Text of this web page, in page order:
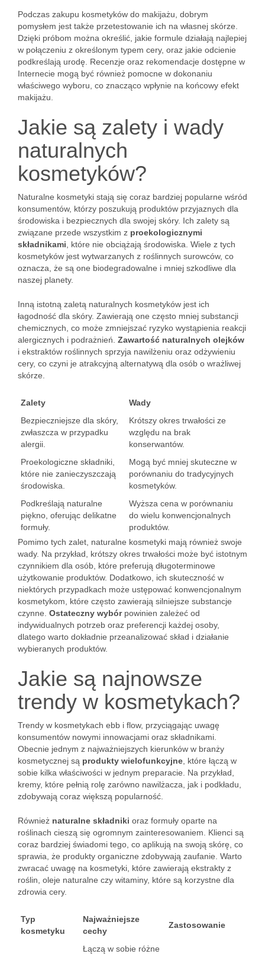
Podczas zakupu kosmetyków do makijażu, dobrym
pomysłem jest także przetestowanie ich na własnej skórze.
Dzięki próbom można określić, jakie formule działają najlepiej
w połączeniu z określonym typem cery, oraz jakie odcienie
podkreślają urodę. Recenzje oraz rekomendacje dostępne w
Internecie mogą być również pomocne w dokonaniu
właściwego wyboru, co znacząco wpłynie na końcowy efekt
makijażu.
Jakie są zalety i wady
naturalnych
kosmetyków?
Naturalne kosmetyki stają się coraz bardziej popularne wśród
konsumentów, którzy poszukują produktów przyjaznych dla
środowiska i bezpiecznych dla swojej skóry. Ich zalety są
związane przede wszystkim z proekologicznymi
składnikami , które nie obciążają środowiska. Wiele z tych
kosmetyków jest wytwarzanych z roślinnych surowców, co
oznacza, że są one biodegradowalne i mniej szkodliwe dla
naszej planety.
Inną istotną zaletą naturalnych kosmetyków jest ich
łagodność dla skóry. Zawierają one często mniej substancji
chemicznych, co może zmniejszać ryzyko wystąpienia reakcji
alergicznych i podrażnień. Zawartość naturalnych olejków
i ekstraktów roślinnych sprzyja nawilżeniu oraz odżywieniu
cery, co czyni je atrakcyjną alternatywą dla osób o wrażliwej
skórze.
Zalety
Wady
Bezpieczniejsze dla skóry,
zwłaszcza w przypadku
alergii.
Krótszy okres trwałości ze
względu na brak
konserwantów.
Proekologiczne składniki,
które nie zanieczyszczają
środowiska.
Mogą być mniej skuteczne w
porównaniu do tradycyjnych
kosmetyków.
Podkreślają naturalne
piękno, oferując delikatne
formuły.
Wyższa cena w porównaniu
do wielu konwencjonalnych
produktów.
Pomimo tych zalet, naturalne kosmetyki mają również swoje
wady. Na przykład, krótszy okres trwałości może być istotnym
czynnikiem dla osób, które preferują długoterminowe
użytkowanie produktów. Dodatkowo, ich skuteczność w
niektórych przypadkach może ustępować konwencjonalnym
kosmetykom, które często zawierają silniejsze substancje
czynne. Ostateczny wybórpowinien zależeć od
indywidualnych potrzeb oraz preferencji każdej osoby,
dlatego warto dokładnie przeanalizować skład i działanie
wybieranych produktów.
Jakie są najnowsze
trendy w kosmetykach?
Trendy w kosmetykach ebb i flow, przyciągając uwagę
konsumentów nowymi innowacjami oraz składnikami.
Obecnie jednym z najważniejszych kierunków w branży
kosmetycznej są produkty wielofunkcyjne , które łączą w
sobie kilka właściwości w jednym preparacie. Na przykład,
kremy, które pełnią rolę zarówno nawilżacza, jak i podkładu,
zdobywają coraz większą popularność.
Również naturalne składniki oraz formuły oparte na
roślinach cieszą się ogromnym zainteresowaniem. Klienci są
coraz bardziej świadomi tego, co aplikują na swoją skórę, co
sprawia, że produkty organiczne zdobywają zaufanie. Warto
zwracać uwagę na kosmetyki, które zawierają ekstrakty z
roślin, oleje naturalne czy witaminy, które są korzystne dla
zdrowia cery.
Typ
kosmetyku
Najważniejsze
cechy
Zastosowanie
Łączą w sobie różne